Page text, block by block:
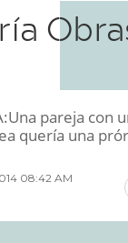
pareja
quería una
08:42 AM